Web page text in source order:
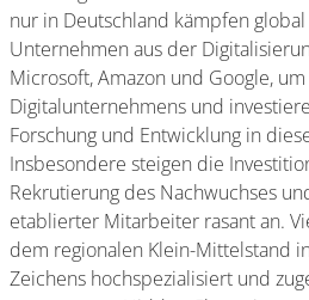
nur in Deutschland kämpfen
Unternehmen aus der
Microsoft, Amazon und Google,
Digitalunternehmens und
Forschung und Entwicklung in
Insbesondere steigen die
Rekrutierung des Nachwuchses
etablierter Mitarbeiter rasant an.
dem regionalen Klein-Mittelstand
Zeichens hochspezialisiert und